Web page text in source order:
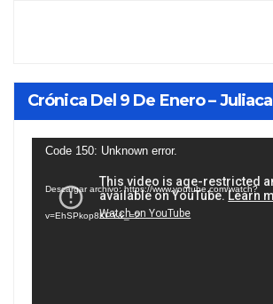
Crónica Del 9 De Enero – Juliaca
Reproductor
vídeo
Code 150: Unknown error.
Descargar archivo: https://www.youtube.com/watch?
v=EhSPkop8KPY&_=2